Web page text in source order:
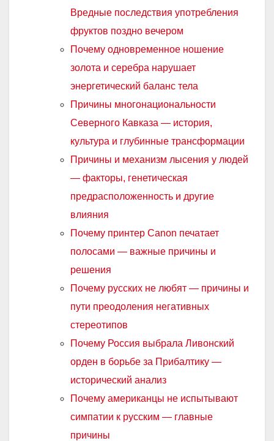
Вредные последствия употребления
фруктов поздно вечером
Почему одновременное ношение
золота и серебра нарушает
энергетический баланс тела
Причины многонациональности
Северного Кавказа — история,
культура и глубинные трансформации
Причины и механизм лысения у людей
— факторы, генетическая
предрасположенность и другие
влияния
Почему принтер Canon печатает
полосами — важные причины и
решения
Почему русских не любят — причины и
пути преодоления негативных
стереотипов
Почему Россия выбрала Ливонский
орден в борьбе за Прибалтику —
исторический анализ
Почему американцы не испытывают
симпатии к русским — главные
причины